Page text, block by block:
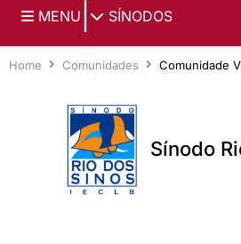
MENU SÍNODOS
Home Comunidades Comunidade
Sínodo